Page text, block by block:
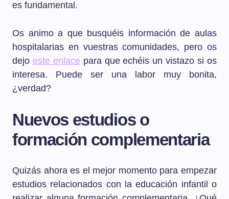
es fundamental.
Os animo a que busquéis información de aulas
hospitalarias en vuestras comunidades, pero os
dejo este enlace para que echéis un vistazo si os
interesa. Puede ser una labor muy bonita,
¿verdad?
Nuevos estudios o
formación complementaria
Quizás ahora es el mejor momento para empezar
estudios relacionados con la educación infantil o